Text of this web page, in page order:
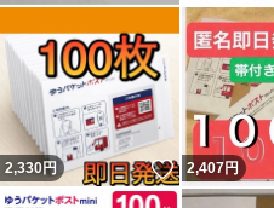
2,330円 いいね！
2,407円